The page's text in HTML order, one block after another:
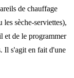
non
le fil pilote
de chauffage
les sèche-serviettes),
et de le programmer
Il s'agit en fait d'une